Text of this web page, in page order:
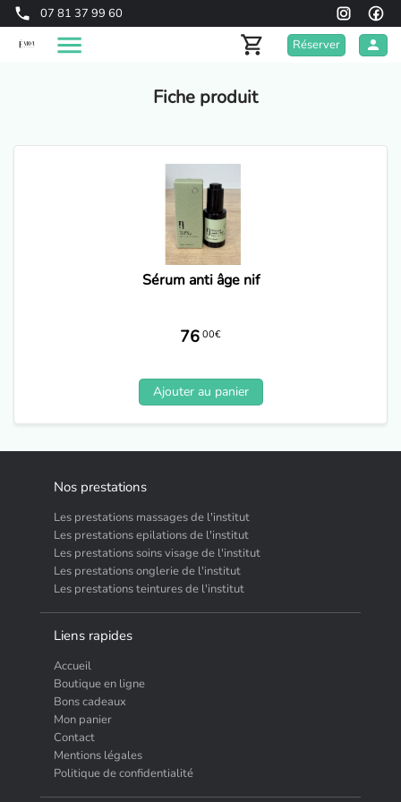
07 81 37 99 60
Réserver
Fiche produit
Sérum anti âge nif
76 00€
Ajouter au panier
Nos prestations
Les prestations massages de l'institut
Les prestations epilations de l'institut
Les prestations soins visage de l'institut
Les prestations onglerie de l'institut
Les prestations teintures de l'institut
Liens rapides
Accueil
Boutique en ligne
Bons cadeaux
Mon panier
Contact
Mentions légales
Politique de confidentialité